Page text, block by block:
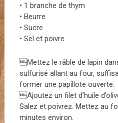
• 1 branche de thym
• Beurre
• Sucre
• Sel et poivre
Mettez le râble de lapin
sulfurisé allant au four,
former une papillote ouverte.
Ajoutez un filet d’huile
Salez et poivrez. Mettez au
minutes environ.